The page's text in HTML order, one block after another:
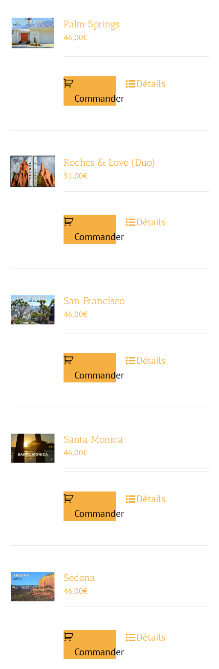
Palm Springs
46,00€
Commander
Détails
Roches & Love (Duo)
51,00€
Commander
Détails
San Francisco
46,00€
Commander
Détails
Santa Monica
46,00€
Commander
Détails
Sedona
46,00€
Commander
Détails